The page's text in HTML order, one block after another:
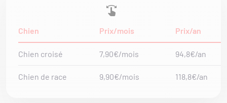
Chien Prix/mois Prix/an
Chien croisé 7,90€/mois 94,8€/an
Chien de race 9,90€/mois 118,8€/an